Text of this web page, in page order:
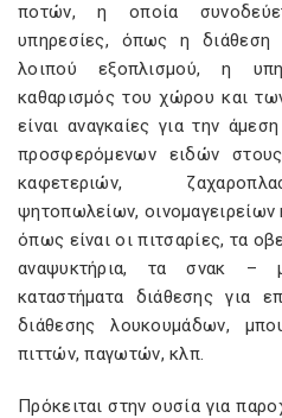
ποτών, η οποία
υπηρεσίες, όπως η διάθεση
λοιπού εξοπλισμού, η
καθαρισμός του χώρου και
είναι αναγκαίες για την
προσφερόμενων ειδών
καφετεριών,
ψητοπωλείων,
όπως είναι οι πιτσαρίες, τα
αναψυκτήρια, τα σνακ –
καταστήματα διάθεσης για
διάθεσης λουκουμάδων,
πιττών, παγωτών, κλπ.
Πρόκειται στην ουσία για